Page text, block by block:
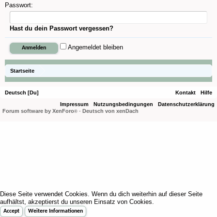
Passwort:
Hast du dein Passwort vergessen?
Angemeldet bleiben
Startseite
Deutsch [Du] Kontakt
Hilfe
Impressum
Nutzungsbedingungen
Datenschutzerklärung
Forum software by XenForo® - Deutsch von xenDach
Diese Seite verwendet Cookies. Wenn du dich weiterhin auf dieser Seite
aufhältst, akzeptierst du unseren Einsatz von Cookies.
Accept Weitere Informationen